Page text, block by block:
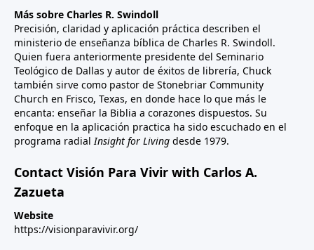
Más sobre Charles R. Swindoll
Precisión, claridad y aplicación práctica describen el
ministerio de enseñanza bíblica de Charles R. Swindoll.
Quien fuera anteriormente presidente del Seminario
Teológico de Dallas y autor de éxitos de librería, Chuck
también sirve como pastor de Stonebriar Community
Church en Frisco, Texas, en donde hace lo que más le
encanta: enseñar la Biblia a corazones dispuestos. Su
enfoque en la aplicación practica ha sido escuchado en el
programa radialInsight for Living desde 1979.
Contact Visión Para Vivir with Carlos A.
Zazueta
Website
https://visionparavivir.org/